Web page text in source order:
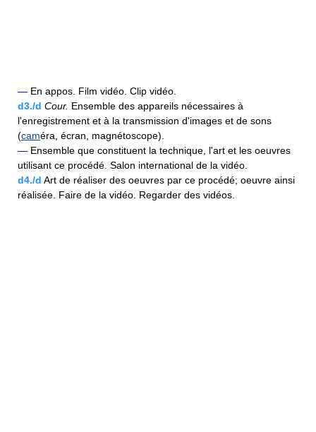
— En appos. Film vidéo. Clip vidéo.
d3./d Cour. Ensemble des appareils nécessaires à
l'enregistrement et à la transmission d'images et de sons
(caméra, écran, magnétoscope).
— Ensemble que constituent la technique, l'art et les oeuvres
utilisant ce procédé. Salon international de la vidéo.
d4./d Art de réaliser des oeuvres par ce procédé; oeuvre ainsi
réalisée. Faire de la vidéo. Regarder des vidéos.